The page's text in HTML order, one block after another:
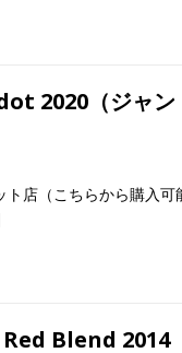
2020（ジャ
店（こちらから購入可
Blend 2014